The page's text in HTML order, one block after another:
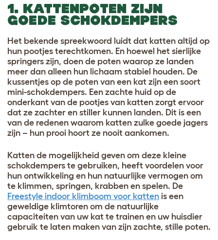
1. KATTENPOTEN ZIJN
GOEDE SCHOKDEMPERS
Het bekende spreekwoord luidt dat katten altijd op
hun pootjes terechtkomen. En hoewel het sierlijke
springers zijn, doen de poten waarop ze landen
meer dan alleen hun lichaam stabiel houden. De
kussentjes op de poten van een kat zijn een soort
mini-schokdempers. Een zachte huid op de
onderkant van de pootjes van katten zorgt ervoor
dat ze zachter en stiller kunnen landen. Dit is een
van de redenen waarom katten zulke goede jagers
zijn – hun prooi hoort ze nooit aankomen.
Katten de mogelijkheid geven om deze kleine
schokdempers te gebruiken, heeft voordelen voor
hun ontwikkeling en hun natuurlijke vermogen om
te klimmen, springen, krabben en spelen. De
Freestyle indoor klimboom voor katten is een
geweldige klimtoren om de natuurlijke
capaciteiten van uw kat te trainen en uw huisdier
gebruik te laten maken van zijn zachte, stille poten.